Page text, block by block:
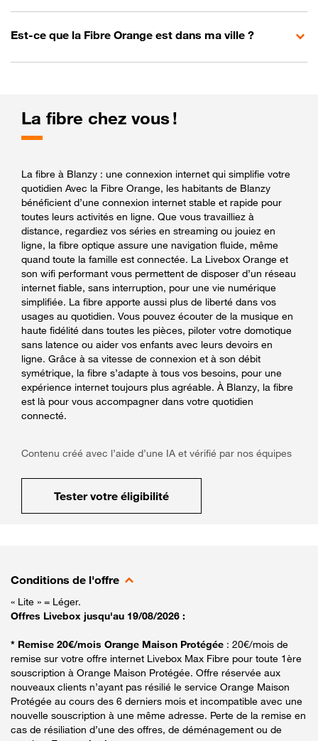
Est-ce que la Fibre Orange est dans ma ville ?
La fibre chez vous !
La fibre à Blanzy : une connexion internet qui simplifie votre
quotidien Avec la Fibre Orange, les habitants de Blanzy
bénéficient d’une connexion internet stable et rapide pour
toutes leurs activités en ligne. Que vous travailliez à
distance, regardiez vos séries en streaming ou jouiez en
ligne, la fibre optique assure une navigation fluide, même
quand toute la famille est connectée. La Livebox Orange et
son wifi performant vous permettent de disposer d’un réseau
internet fiable, sans interruption, pour une vie numérique
simplifiée. La fibre apporte aussi plus de liberté dans vos
usages au quotidien. Vous pouvez écouter de la musique en
haute fidélité dans toutes les pièces, piloter votre domotique
sans latence ou aider vos enfants avec leurs devoirs en
ligne. Grâce à sa vitesse de connexion et à son débit
symétrique, la fibre s’adapte à tous vos besoins, pour une
expérience internet toujours plus agréable. À Blanzy, la fibre
est là pour vous accompagner dans votre quotidien
connecté.
Contenu créé avec l’aide d’une IA et vérifié par nos équipes
Tester votre éligibilité
Conditions de l'offre
« Lite » = Léger.
Offres Livebox jusqu'au 19/08/2026 :
* Remise 20€/mois Orange Maison Protégée : 20€/mois de
remise sur votre offre internet Livebox Max Fibre pour toute 1ère
souscription à Orange Maison Protégée. Offre réservée aux
nouveaux clients n’ayant pas résilié le service Orange Maison
Protégée au cours des 6 derniers mois et incompatible avec une
nouvelle souscription à une même adresse. Perte de la remise en
cas de résiliation d’une des offres, de déménagement ou de